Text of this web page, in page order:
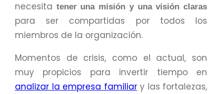
necesita tener una misión y una visión claras
para ser compartidas por todos los
miembros de la organización.
Momentos de crisis, como el actual, son
muy propicios para invertir tiempo en
analizar la empresa familiary las fortalezas,